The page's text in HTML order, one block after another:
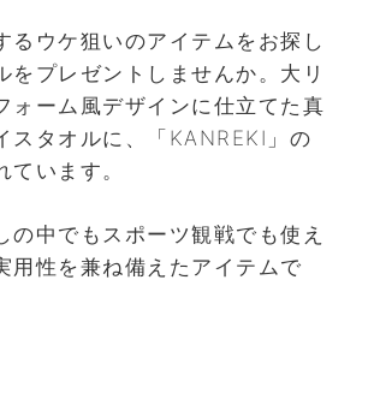
るウケ狙いのアイテムをお探し
をプレゼントしませんか。大リ
ォーム風デザインに仕立てた真
スタオルに、「KANREKI」の
ています。
の中でもスポーツ観戦でも使え
用性を兼ね備えたアイテムで